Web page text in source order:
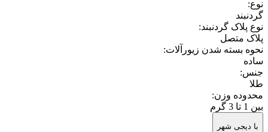
نوع:
گردنبند
نوع پلاک گردنبند:
پلاک متصل
نحوه بسته شدن زیورآلات:
ساده
جنس:
طلا
محدوده وزن:
بین 1 تا 3 گرم
با دیجی شهر